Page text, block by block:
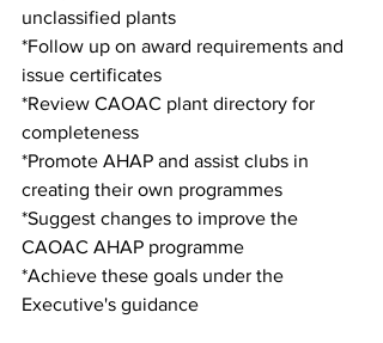
unclassified plants
*Follow up on award requirements and
issue certificates
*Review CAOAC plant directory for
completeness
*Promote AHAP and assist clubs in
creating their own programmes
*Suggest changes to improve the
CAOAC AHAP programme
*Achieve these goals under the
Executive's guidance